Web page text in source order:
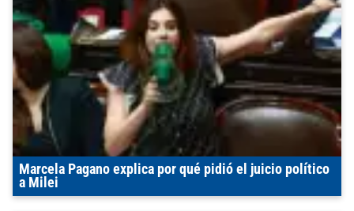
Marcela Pagano explica por qué pidió el juicio político
a Milei